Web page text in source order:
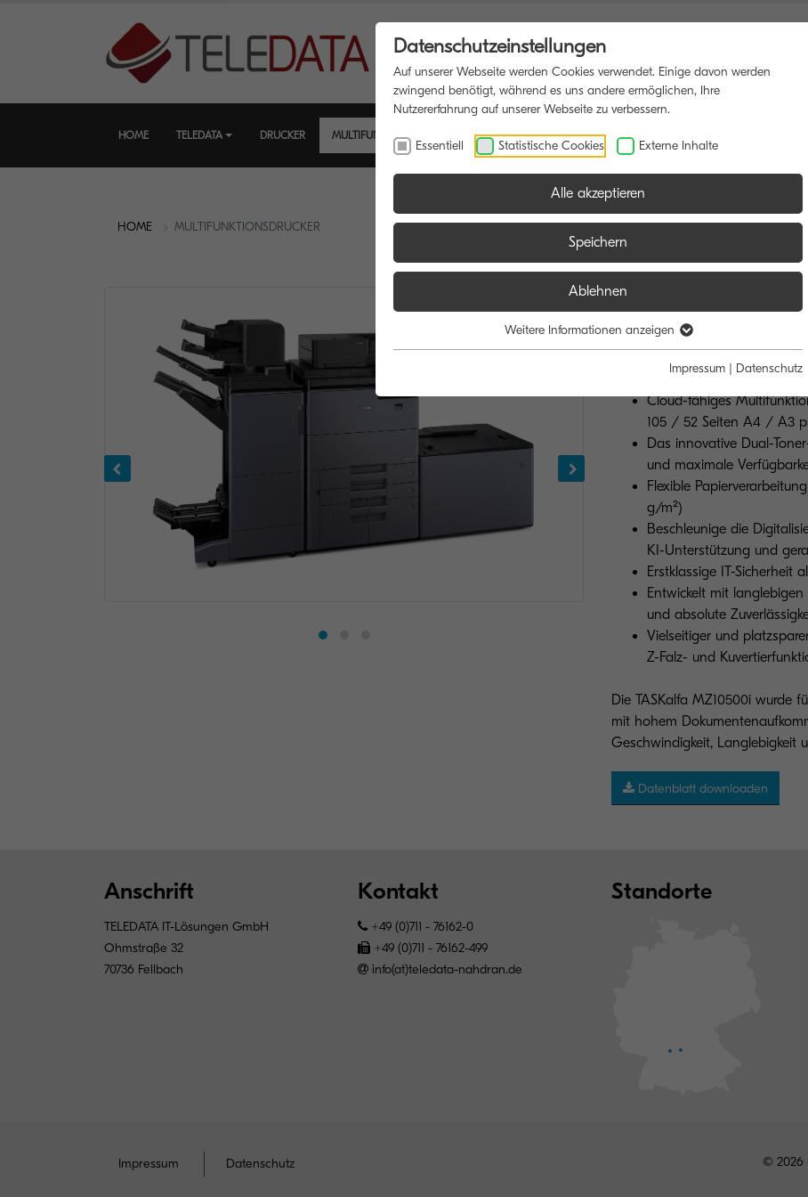
HOME TELEDATA DRUCKER MULTIFUNKTIONSDRUCKER SOFTWARE BLOG
HOME MULTIFUNKTIONSDRUCKER
TASKalfa
ENTWICKELT
ABSOLUTE
Cloud-fähiges
105 / 52 Seiten A4 / A3
Das innovative Dual-
und maximale
Flexible
g/m²)
Beschleunige die
KI-Unterstützung und
Erstklassige IT-Sicherheit
Entwickelt mit
und absolute
Vielseitiger und
Z-Falz- und
Die TASKalfa MZ10500i wurde
mit hohem
Geschwindigkeit, Langlebigkeit
Datenblatt downloaden
Anschrift
TELEDATA IT-Lösungen GmbH
Ohmstraße 32
70736 Fellbach
Kontakt
+49 (0)711 - 76162-0
+49 (0)711 - 76162-499
info(at)teledata-nahdran.de
Standorte
Impressum Datenschutz © 2026
Datenschutzeinstellungen
Auf unserer Webseite werden Cookies verwendet. Einige davon werden
zwingend benötigt, während es uns andere ermöglichen, Ihre
Nutzererfahrung auf unserer Webseite zu verbessern.
Essentiell Statistische Cookies Externe Inhalte
Alle akzeptieren
Speichern
Ablehnen
Weitere Informationen anzeigen
Impressum | Datenschutz